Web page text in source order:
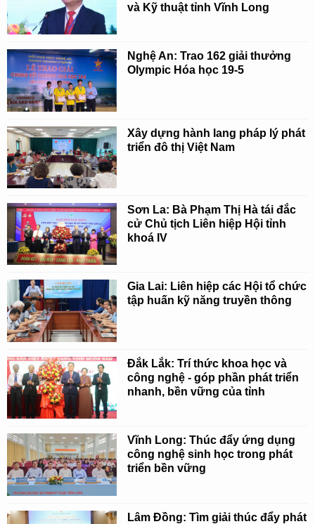
và Kỹ thuật tỉnh Vĩnh Long
Nghệ An: Trao 162 giải thưởng
Olympic Hóa học 19-5
Xây dựng hành lang pháp lý phát
triển đô thị Việt Nam
Sơn La: Bà Phạm Thị Hà tái đắc
cử Chủ tịch Liên hiệp Hội tỉnh
khoá IV
Gia Lai: Liên hiệp các Hội tổ chức
tập huấn kỹ năng truyền thông
Đắk Lắk: Trí thức khoa học và
công nghệ - góp phần phát triển
nhanh, bền vững của tỉnh
Vĩnh Long: Thúc đẩy ứng dụng
công nghệ sinh học trong phát
triển bền vững
Lâm Đồng: Tìm giải thúc đẩy phát